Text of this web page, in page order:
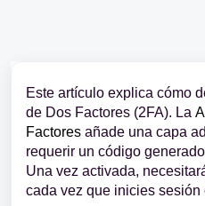
Este artículo explica cómo
de Dos Factores (2FA). La
Factores añade una capa
requerir un código
Una vez activada,
cada vez que inicies sesión